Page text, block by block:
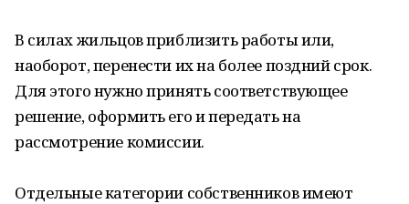
В силах жильцов приблизить работы или,
наоборот, перенести их на более поздний срок.
Для этого нужно принять соответствующее
решение, оформить его и передать на
рассмотрение комиссии.
Отдельные категории собственников имеют